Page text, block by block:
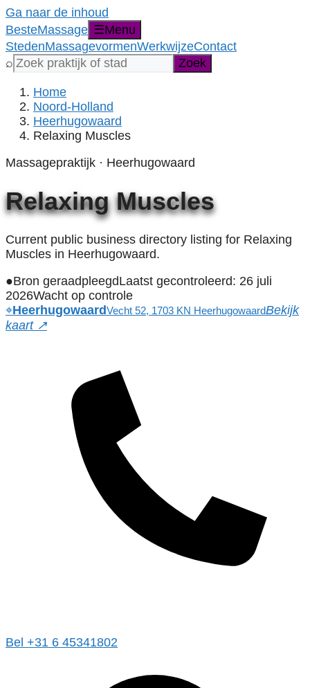
Ga naar de inhoud
BesteMassage ☰Menu
StedenMassagevormenWerkwijzeContact
Zoek
een
praktijk,
stad,
provincie
⌕ Zoek
Home
Noord-Holland
Heerhugowaard
Relaxing Muscles
Massagepraktijk · Heerhugowaard
Relaxing Muscles
Current public business directory listing for Relaxing
Muscles in Heerhugowaard.
●Bron geraadpleegdLaatst gecontroleerd: 26 juli
2026Wacht op controle
⌖HeerhugowaardVecht 52, 1703 KN HeerhugowaardBekijk
kaart ↗
Bel +31 6 45341802